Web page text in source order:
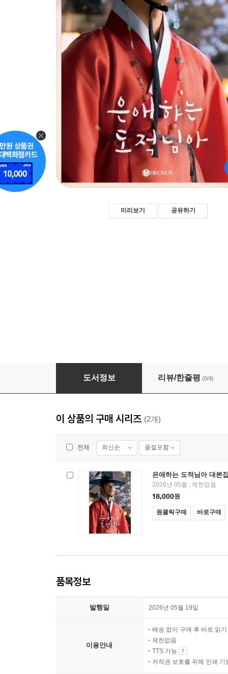
미리보기 공유하기
은애하는 도적님아 대본집 2
도서정보 리뷰/한줄평 (0/4)
이 상품의 구매 시리즈 (2개)
전체 최신순 품절포함
은애하는 도적님아 대본
2026년 05월 | 제한없음
18,000원
원클릭구매 바로구매
품목정보
발행일 2026년 05월 19일
이용안내
배송 없이 구매 후 바로 읽기
제한없음
TTS 가능
저작권 보호를 위해 인쇄 기